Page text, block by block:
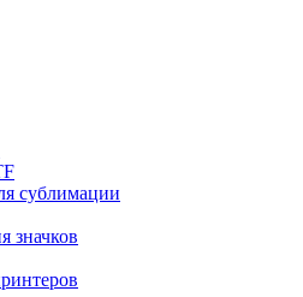
сублимации
значков